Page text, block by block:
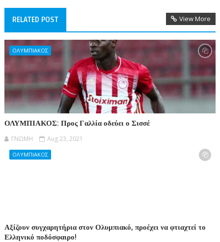
RELATED POST View More
ΟΛΥΜΠΙΑΚΟΣ
ΟΛΥΜΠΙΑΚΟΣ: Προς Γαλλία οδεύει ο Σισσέ
ΓΝΩΜΗ Aug 23, 2021
ΟΛΥΜΠΙΑΚΟΣ
Αξίζουν συγχαρητήρια στον Ολυμπιακό, προέχει να φτιαχτεί το
Ελληνικό ποδόσφαιρο!